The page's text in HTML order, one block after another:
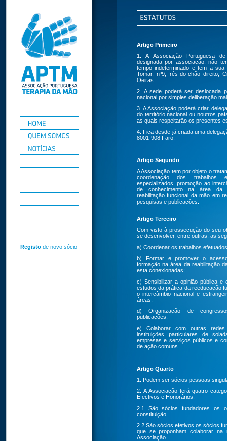
Registo de novo sócio
Artigo Primeiro
1. A Associação Portuguesa
designada por associação, não
tempo indeterminado e tem a
Tomar, nº9, rés-do-chão direito,
Oeiras.
2. A sede poderá ser deslocada
nacional por simples deliberação
3. A Associação poderá criar
do território nacional ou noutros
as quais respeitarão os presentes
4. Fica desde já criada uma
8001-908 Faro.
Artigo Segundo
A Associação tem por objeto o
coordenação dos trabalhos
especializados, promoção ao
de conhecimento na área da
reabilitação funcional da mão em
pesquisas e publicações.
Artigo Terceiro
Com visto à prossecução do seu
se desenvolver, entre outras, as
a) Coordenar os trabalhos
b) Formar e promover o
formação na área da reabilitação
esta conexionadas;
c) Sensibilizar a opinião pública e
estudos da prática da reeducação
o intercâmbio nacional e
áreas;
d) Organização de
publicações;
e) Colaborar com outras
instituições particulares de
empresas e serviços públicos e
de ação comuns.
Artigo Quarto
1. Podem ser sócios pessoas
2. A Associação terá quatro
Efectivos e Honorários.
2.1 São sócios fundadores os
constituição.
2.2 São sócios efetivos os sócios
que se proponham colaborar na
Associação.